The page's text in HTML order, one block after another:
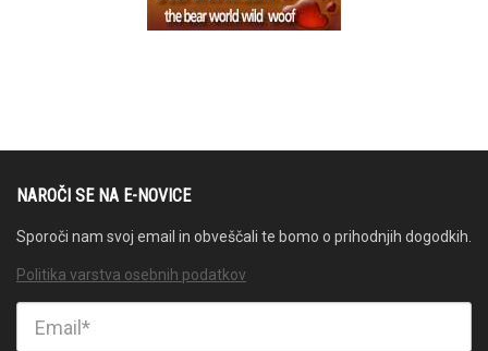
NAROČI SE NA E-NOVICE
Sporoči nam svoj email in obveščali te bomo o prihodnjih dogodkih.
Politika varstva osebnih podatkov